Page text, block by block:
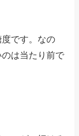
です。なの
は当たり前で